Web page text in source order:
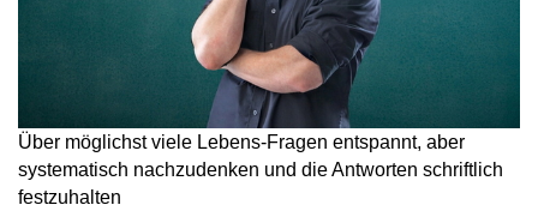
Über möglichst viele Lebens-Fragen entspannt, aber
systematisch nachzudenken und die Antworten schriftlich
festzuhalten